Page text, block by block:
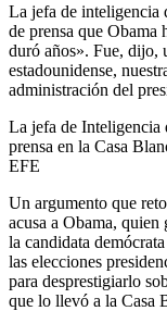
La jefa de inteligencia
de prensa que Obama
duró años». Fue, dijo,
estadounidense,
administración del
La jefa de Inteligencia
prensa en la Casa
EFE
Un argumento que
acusa a Obama,
la candidata
las elecciones
para desprestigiarlo
que lo llevó a la Casa